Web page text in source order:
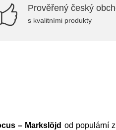
Prověřený český
s kvalitními produkty
– Markslöjd od populární